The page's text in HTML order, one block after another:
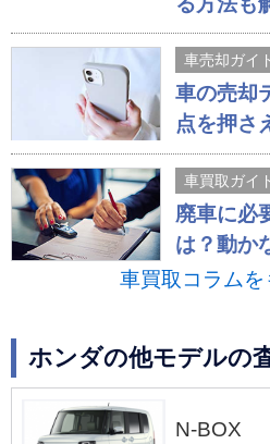
車売却ガイ
車の売却
点を押さ
車買取ガイ
廃車に必
は？動か
車買取コラムを
ホンダの他モデルの
N-BOX